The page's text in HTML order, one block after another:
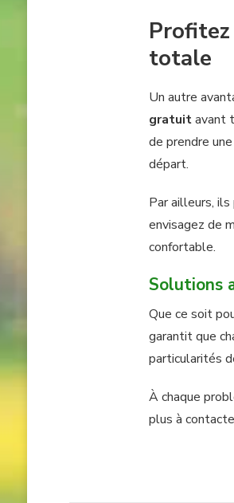
totale
Un autre
gratuitavant
de prendre
départ.
Par ailleurs,
envisagez de
confortable.
Solutions
Que ce soit
garantit que
particularités
À chaque
plus à